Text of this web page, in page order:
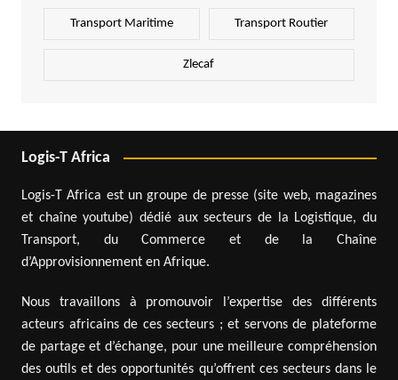
Transport Maritime Transport Routier
Zlecaf
Logis-T Africa
Logis-T Africa est un groupe de presse (site web, magazines
et chaîne youtube) dédié aux secteurs de la Logistique, du
Transport, du Commerce et de la Chaîne
d’Approvisionnement en Afrique.
Nous travaillons à promouvoir l’expertise des différents
acteurs africains de ces secteurs ; et servons de plateforme
de partage et d’échange, pour une meilleure compréhension
des outils et des opportunités qu’offrent ces secteurs dans le